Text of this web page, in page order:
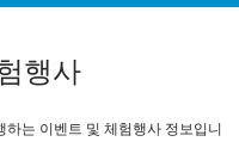
행사
는 이벤트 및 체험행사 정보입니